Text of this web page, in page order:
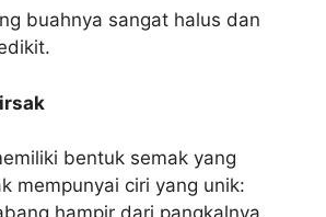
buahnya sangat halus dan
bentuk semak yang
mempunyai ciri yang unik:
hampir dari pangkalnya.